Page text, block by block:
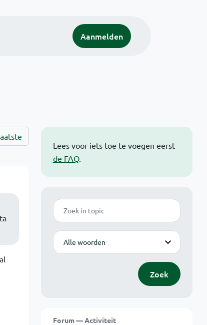
Aanmelden
Lees voor iets toe te voegen eerst
de FAQ.
Zoek
Modus
Zoek
Forum — Activiteit